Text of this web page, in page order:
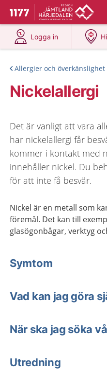
Till startsidan för 1177
Du har valt region
Logga in
på 1177.se
Allergier och överkänslighet
Nickelallergi
Det är vanligt att vara
har nickelallergi får
kommer i kontakt med
innehåller nickel. Du
för att inte få besvär.
Nickel är en metall som
föremål. Det kan till
glasögonbågar, verktyg
Symtom
Vad kan jag göra
När ska jag söka
Utredning